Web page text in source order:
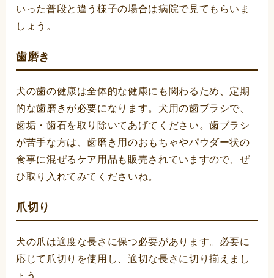
いった普段と違う様子の場合は病院で見てもらいま
しょう。
歯磨き
犬の歯の健康は全体的な健康にも関わるため、定期
的な歯磨きが必要になります。犬用の歯ブラシで、
歯垢・歯石を取り除いてあげてください。歯ブラシ
が苦手な方は、歯磨き用のおもちゃやパウダー状の
食事に混ぜるケア用品も販売されていますので、ぜ
ひ取り入れてみてくださいね。
爪切り
犬の爪は適度な長さに保つ必要があります。必要に
応じて爪切りを使用し、適切な長さに切り揃えまし